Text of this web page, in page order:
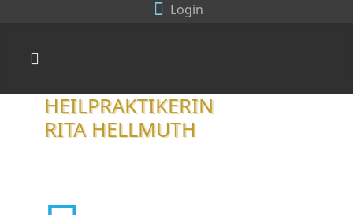
Login
HEILPRAKTIKERIN
RITA HELLMUTH